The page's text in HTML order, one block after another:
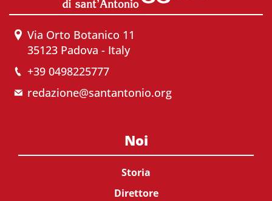
Via Orto Botanico 11
35123 Padova - Italy
+39 0498225777
redazione@santantonio.org
Noi
Storia
Direttore